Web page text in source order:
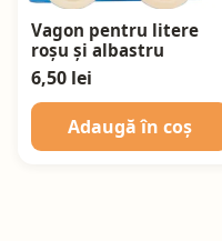
Vagon pentru litere
roșu și albastru
6,50 lei
Adaugă în coș